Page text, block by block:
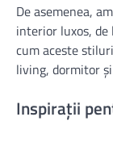
De asemenea,
interior luxos, de
cum aceste
living, dormitor
Inspirații